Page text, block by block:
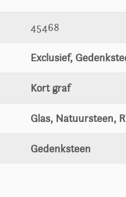
45468
Exclusief,
Kort graf
Glas, Natuursteen,
Gedenksteen